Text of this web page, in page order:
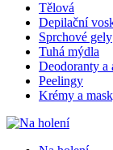
Tělová
Depilační
Sprchové gely
Tuhá mýdla
Deodoranty a
Peelingy
Krémy a